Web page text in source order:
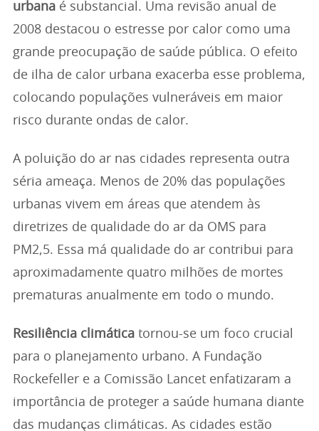
urbana é substancial. Uma revisão anual de
2008 destacou o estresse por calor como uma
grande preocupação de saúde pública. O efeito
de ilha de calor urbana exacerba esse problema,
colocando populações vulneráveis em maior
risco durante ondas de calor.
A poluição do ar nas cidades representa outra
séria ameaça. Menos de 20% das populações
urbanas vivem em áreas que atendem às
diretrizes de qualidade do ar da OMS para
PM2,5. Essa má qualidade do ar contribui para
aproximadamente quatro milhões de mortes
prematuras anualmente em todo o mundo.
Resiliência climática tornou-se um foco crucial
para o planejamento urbano. A Fundação
Rockefeller e a Comissão Lancet enfatizaram a
importância de proteger a saúde humana diante
das mudanças climáticas. As cidades estão